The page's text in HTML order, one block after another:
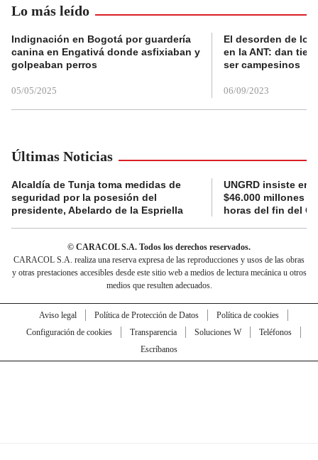
Lo más leído
Indignación en Bogotá por guardería
canina en Engativá donde asfixiaban y
golpeaban perros
05/05/2025
El desorden de
en la ANT: dan
ser campesinos
06/09/2023
Últimas Noticias
Alcaldía de Tunja toma medidas de
seguridad por la posesión del
presidente, Abelardo de la Espriella
UNGRD insiste en
$46.000 millones
horas del fin del
© CARACOL S.A. Todos los derechos reservados.
CARACOL S.A. realiza una reserva expresa de las reproducciones y usos de las obras
y otras prestaciones accesibles desde este sitio web a medios de lectura mecánica u otros
medios que resulten adecuados.
Aviso legal Política de Protección de Datos
Política de cookies
Configuración de cookies
Transparencia Soluciones W
Teléfonos
Escríbanos